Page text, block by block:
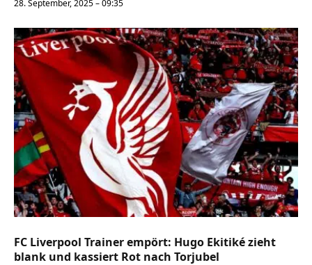
28. September, 2025 – 09:35
FC Liverpool Trainer empört: Hugo Ekitiké zieht
blank und kassiert Rot nach Torjubel